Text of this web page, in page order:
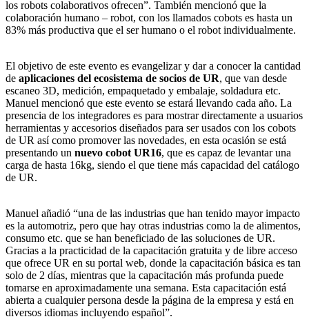
los robots colaborativos ofrecen”. También mencionó que la
colaboración humano – robot, con los llamados cobots es hasta un
83% más productiva que el ser humano o el robot individualmente.
El objetivo de este evento es evangelizar y dar a conocer la cantidad
de aplicaciones del ecosistema de socios de UR, que van desde
escaneo 3D, medición, empaquetado y embalaje, soldadura etc.
Manuel mencionó que este evento se estará llevando cada año. La
presencia de los integradores es para mostrar directamente a usuarios
herramientas y accesorios diseñados para ser usados con los cobots
de UR así como promover las novedades, en esta ocasión se está
presentando un nuevo cobot UR16, que es capaz de levantar una
carga de hasta 16kg, siendo el que tiene más capacidad del catálogo
de UR.
Manuel añadió “una de las industrias que han tenido mayor impacto
es la automotriz, pero que hay otras industrias como la de alimentos,
consumo etc. que se han beneficiado de las soluciones de UR.
Gracias a la practicidad de la capacitación gratuita y de libre acceso
que ofrece UR en su portal web, donde la capacitación básica es tan
solo de 2 días, mientras que la capacitación más profunda puede
tomarse en aproximadamente una semana. Esta capacitación está
abierta a cualquier persona desde la página de la empresa y está en
diversos idiomas incluyendo español”.